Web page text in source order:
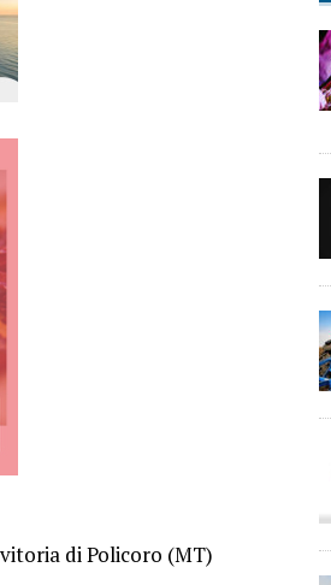
di Policoro (MT)